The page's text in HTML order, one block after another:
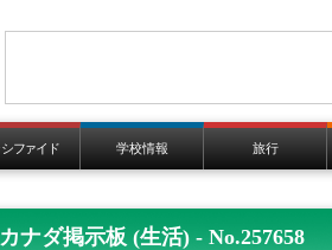
ファイド 学校情報 旅行
カナダ掲示板 (生活) - No.257658